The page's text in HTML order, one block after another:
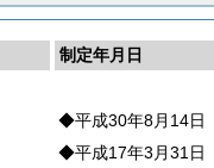
制定年月日
◆平成30年8月14日
◆平成17年3月31日